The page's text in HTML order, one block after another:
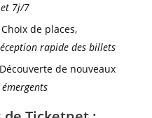
7j/7
Choix de places,
rapide des billets
de nouveaux